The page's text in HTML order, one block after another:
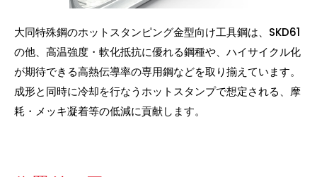
大同特殊鋼のホットスタンピング金型向け工具鋼は、 SKD61
の他、高温強度・軟化抵抗に優れる鋼種や、ハイサイクル化
が期待できる高熱伝導率の専用鋼などを取り揃えています。
成形と同時に冷却を行なうホットスタンプで想定される、摩
耗・メッキ凝着等の低減に貢献します。